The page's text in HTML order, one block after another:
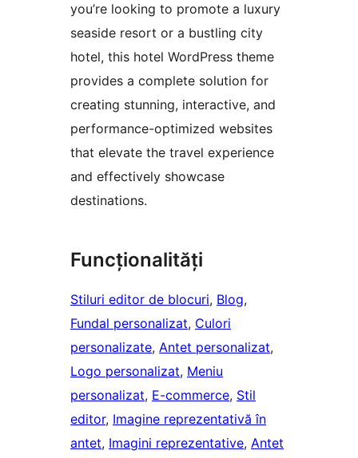
you’re looking to promote a luxury
seaside resort or a bustling city
hotel, this hotel WordPress theme
provides a complete solution for
creating stunning, interactive, and
performance-optimized websites
that elevate the travel experience
and effectively showcase
destinations.
Funcționalități
Stiluri editor de blocuri, Blog
Fundal personalizat, Culori
personalizate, Antet personalizat
Logo personalizat, Meniu
personalizat, E-commerce, Stil
editor, Imagine reprezentativă în
antet, Imagini reprezentative, Antet